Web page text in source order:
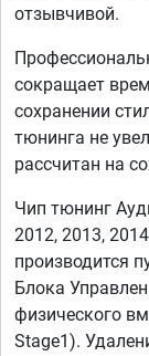
отзывчивой.
сокращает
сохранении
тюнинга не
рассчитан на
Чип тюнинг
2012, 2013,
производится
Блока
физического
Stage1).